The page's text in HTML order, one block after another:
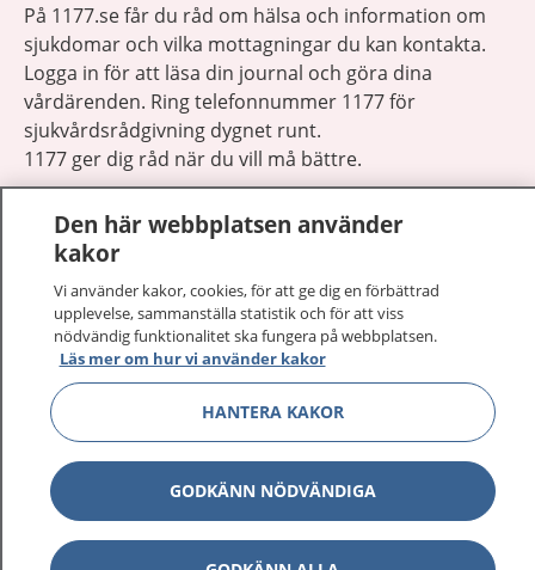
På 1177.se får du råd om hälsa och information om
sjukdomar och vilka mottagningar du kan kontakta.
Logga in för att läsa din journal och göra dina
vårdärenden. Ring telefonnummer 1177 för
sjukvårdsrådgivning dygnet runt.
1177 ger dig råd när du vill må bättre.
1177 på flera språk
Om 1177
Kontakt Visa
Den här webbplatsen använder
kakor
Vi använder kakor, cookies, för att ge dig en förbättrad
upplevelse, sammanställa statistik och för att viss
nödvändig funktionalitet ska fungera på webbplatsen.
Läs mer om hur vi använder kakor
HANTERA KAKOR
GODKÄNN NÖDVÄNDIGA